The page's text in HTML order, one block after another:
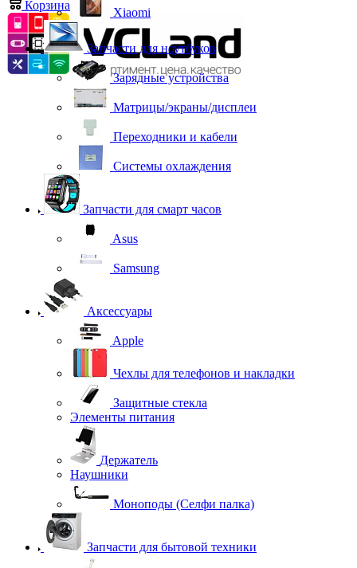
Корзина
Xiaomi
Запчасти для ноутбуков
Зарядные устройства
Матрицы/экраны/дисплеи
Переходники и кабели
Системы охлаждения
Запчасти для смарт часов
Asus
Samsung
Аксессуары
Apple
Чехлы для телефонов и накладки
Защитные стекла
Элементы питания
Держатель
Наушники
Моноподы (Селфи палка)
Запчасти для бытовой техники